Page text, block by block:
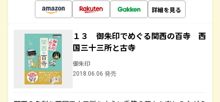
詳細を見る
１３ 御朱印でめぐる関西の百寺 西
国三十三所と古寺
御朱印
2018.06.06 発売